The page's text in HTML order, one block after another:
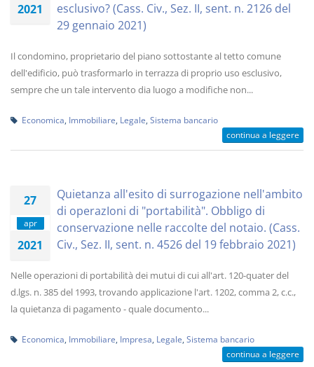
2021
esclusivo? (Cass. Civ., Sez. II, sent. n. 2126 del
29 gennaio 2021)
Il condomino, proprietario del piano sottostante al tetto comune
dell'edificio, può trasformarlo in terrazza di proprio uso esclusivo,
sempre che un tale intervento dia luogo a modifiche non...
Economica Immobiliare Legale Sistema bancario
continua a leggere
27
apr
2021
Quietanza all'esito di surrogazione nell'ambito
di operazIoni di "portabilità". Obbligo di
conservazione nelle raccolte del notaio. (Cass.
Civ., Sez. II, sent. n. 4526 del 19 febbraio 2021)
Nelle operazioni di portabilità dei mutui di cui all'art. 120-quater del
d.lgs. n. 385 del 1993, trovando applicazione l'art. 1202, comma 2, c.c.,
la quietanza di pagamento - quale documento...
Economica Immobiliare Impresa Legale Sistema bancario
continua a leggere